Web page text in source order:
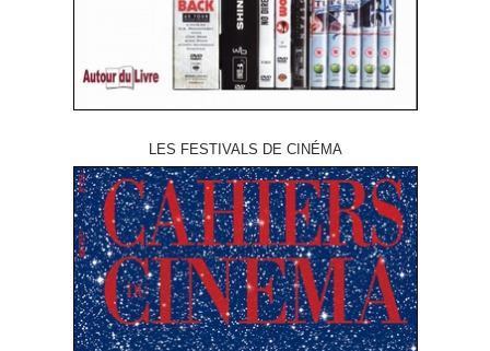
LES FESTIVALS DE CINÉMA